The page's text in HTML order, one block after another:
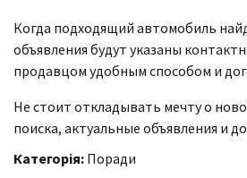
Когда подходящий автомобиль
объявления будут указаны
продавцом удобным способом и
Не стоит откладывать мечту о
поиска, актуальные объявления и
Категорія: Поради